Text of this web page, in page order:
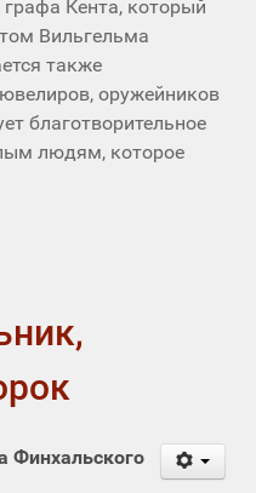
Кента, который
Вильгельма
также
оружейников
благотворительное
людям, которое
Финхальского